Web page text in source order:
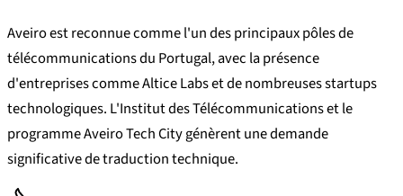
Aveiro est reconnue comme l'un des principaux pôles de
télécommunications du Portugal, avec la présence
d'entreprises comme Altice Labs et de nombreuses startups
technologiques. L'Institut des Télécommunications et le
programme Aveiro Tech City génèrent une demande
significative de traduction technique.